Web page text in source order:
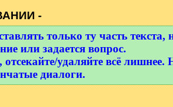
-
только ту часть текста,
или задается вопрос.
удаляйте всё лишнее.
диалоги.